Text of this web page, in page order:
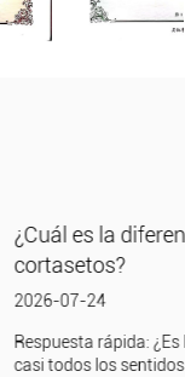
y un
que un
y un cortasetos